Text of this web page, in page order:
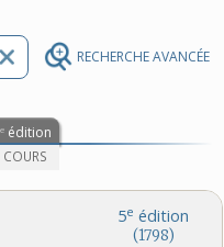
RECHERCHE AVANCÉE
e édition
COURS
5e édition
(1798)